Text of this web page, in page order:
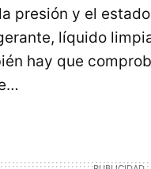
presión y el
líquido
hay que